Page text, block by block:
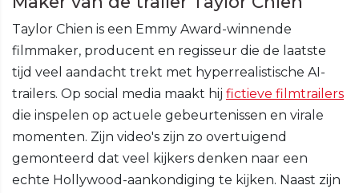
Taylor Chien is een Emmy Award-winnende
filmmaker, producent en regisseur die de laatste
tijd veel aandacht trekt met hyperrealistische AI-
trailers. Op social media maakt hij fictieve filmtrailers
die inspelen op actuele gebeurtenissen en virale
momenten. Zijn video's zijn zo overtuigend
gemonteerd dat veel kijkers denken naar een
echte Hollywood-aankondiging te kijken. Naast zijn